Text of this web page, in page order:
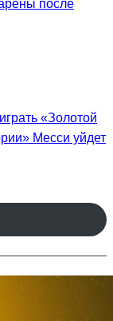
после
«Золотой
Месси уйдет